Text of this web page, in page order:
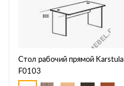
Стол рабочий прямой Karstula
F0103